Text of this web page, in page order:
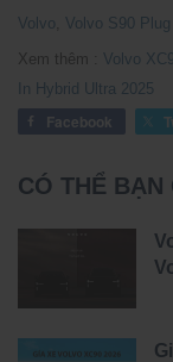
Volvo
Volvo S90
Xem thêm : Volvo
In Hybrid Ultra 2025
Facebook
CÓ THỂ BẠN